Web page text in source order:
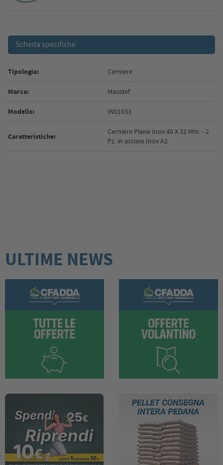
Scheda specifiche
Tipologia: Cerniere
Marca: Masidef
Modello: IN01033
Caratteristiche:
Cerniere Piane Inox 40 X 32 Mm. - 2
Pz. in acciaio Inox A2
ULTIME NEWS